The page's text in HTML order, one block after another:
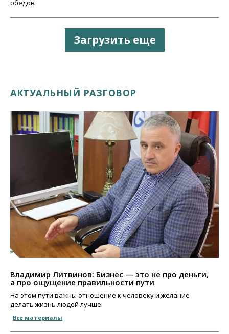
обедов
Загрузить еще
АКТУАЛЬНЫЙ РАЗГОВОР
Владимир Литвинов: Бизнес — это не про деньги,
а про ощущение правильности пути
На этом пути важны отношение к человеку и желание
делать жизнь людей лучше
Все материалы